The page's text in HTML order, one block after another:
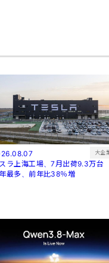
大企
ラ上海工場、7月出荷9.3万
最多、前年比38％増